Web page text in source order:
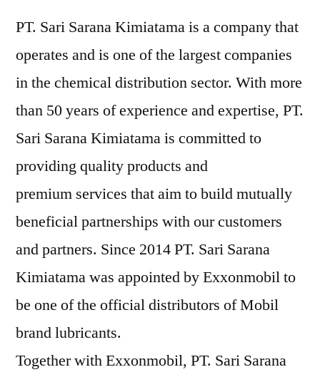
PT. Sari Sarana Kimiatama is a company that
operates and is one of the largest companies
in the chemical distribution sector. With more
than 50 years of experience and expertise, PT.
Sari Sarana Kimiatama is committed to
providing quality products and
premium services that aim to build mutually
beneficial partnerships with our customers
and partners. Since 2014 PT. Sari Sarana
Kimiatama was appointed by Exxonmobil to
be one of the official distributors of Mobil
brand lubricants.
Together with Exxonmobil, PT. Sari Sarana